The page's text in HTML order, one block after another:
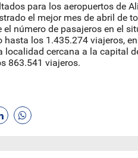
para los aeropuertos de
el mejor mes de abril de
el número de pasajeros en el
hasta los 1.435.274 viajeros,
localidad cercana a la capital
863.541 viajeros.